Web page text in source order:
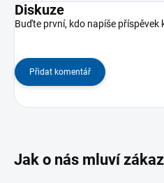
Diskuze
Buďte první, kdo napíše příspěvek
Přidat komentář